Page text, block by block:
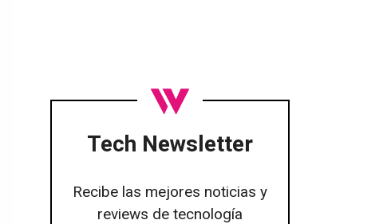
Tech Newsletter
Recibe las mejores noticias y
reviews de tecnología